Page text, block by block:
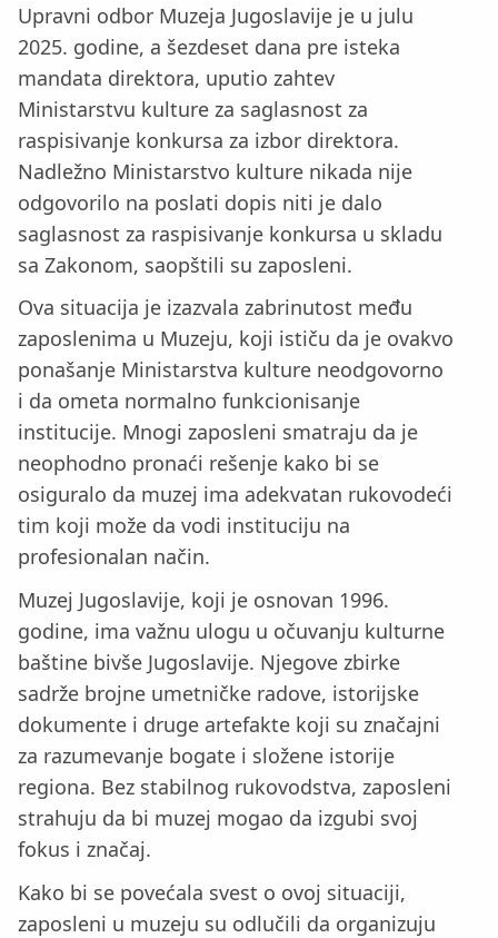
Upravni odbor Muzeja Jugoslavije je u julu
2025. godine, a šezdeset dana pre isteka
mandata direktora, uputio zahtev
Ministarstvu kulture za saglasnost za
raspisivanje konkursa za izbor direktora.
Nadležno Ministarstvo kulture nikada nije
odgovorilo na poslati dopis niti je dalo
saglasnost za raspisivanje konkursa u skladu
sa Zakonom, saopštili su zaposleni.
Ova situacija je izazvala zabrinutost među
zaposlenima u Muzeju, koji ističu da je ovakvo
ponašanje Ministarstva kulture neodgovorno
i da ometa normalno funkcionisanje
institucije. Mnogi zaposleni smatraju da je
neophodno pronaći rešenje kako bi se
osiguralo da muzej ima adekvatan rukovodeći
tim koji može da vodi instituciju na
profesionalan način.
Muzej Jugoslavije, koji je osnovan 1996.
godine, ima važnu ulogu u očuvanju kulturne
baštine bivše Jugoslavije. Njegove zbirke
sadrže brojne umetničke radove, istorijske
dokumente i druge artefakte koji su značajni
za razumevanje bogate i složene istorije
regiona. Bez stabilnog rukovodstva, zaposleni
strahuju da bi muzej mogao da izgubi svoj
fokus i značaj.
Kako bi se povećala svest o ovoj situaciji,
zaposleni u muzeju su odlučili da organizuju